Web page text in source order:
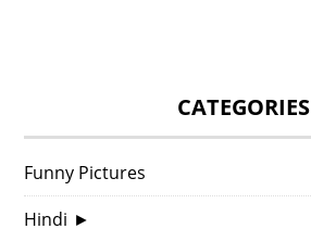
CATEGORIES
Funny Pictures
Hindi ►